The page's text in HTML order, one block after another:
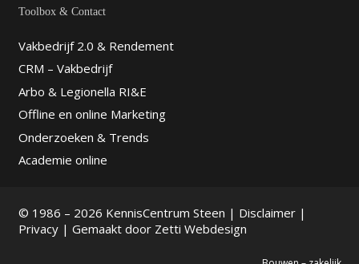
Toolbox & Contact
Vakbedrijf 2.0 & Rendement
CRM – Vakbedrijf
Arbo & Legionella RI&E
Offline en online Marketing
Onderzoeken & Trends
Academie online
© 1986 – 2026 KennisCentrum Steen | Disclaimer|
Privacy| Gemaakt door Zetti Webdesign